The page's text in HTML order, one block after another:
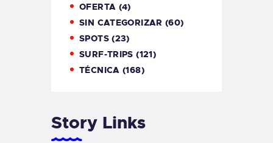
OFERTA (4)
SIN CATEGORIZAR (60)
SPOTS(23)
SURF-TRIPS (121)
TÉCNICA (168)
Story Links